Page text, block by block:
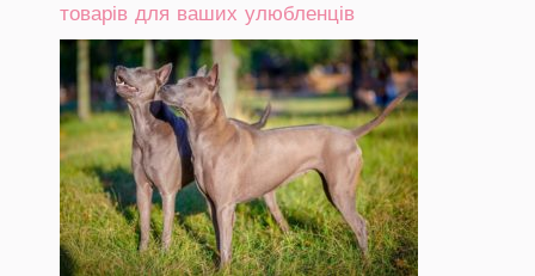
товарів для ваших улюбленців